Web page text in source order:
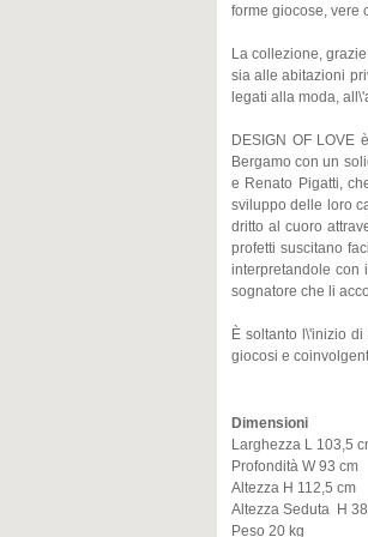
forme giocose, vere
La collezione,
sia alle abitazioni
legati alla moda,
DESIGN OF LOVE
Bergamo con un
e Renato Pigatti,
sviluppo delle loro
dritto al cuoro
profetti suscitano
interpretandole con
sognatore che li
È soltanto l\'inizio
giocosi e
Dimensioni
Larghezza L 103,5
Profondità W 93 cm
Altezza H 112,5 cm
Altezza Seduta H
Peso 20 kg